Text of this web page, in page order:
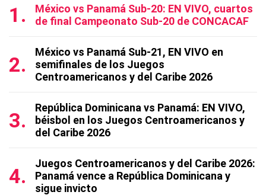
México vs Panamá Sub-20: EN VIVO, cuartos
de final Campeonato Sub-20 de CONCACAF
México vs Panamá Sub-21, EN VIVO en
semifinales de los Juegos
Centroamericanos y del Caribe 2026
República Dominicana vs Panamá: EN VIVO,
béisbol en los Juegos Centroamericanos y
del Caribe 2026
Juegos Centroamericanos y del Caribe 2026:
Panamá vence a República Dominicana y
sigue invicto